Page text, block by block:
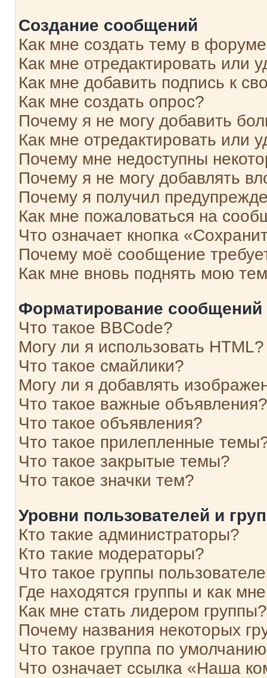
Создание сообщений
Как мне создать тему в
Как мне отредактировать или
Как мне добавить подпись к
Как мне создать опрос?
Почему я не могу добавить
Как мне отредактировать или
Почему мне недоступны
Почему я не могу добавлять
Почему я получил
Как мне пожаловаться на
Что означает кнопка
Почему моё сообщение
Как мне вновь поднять мою
Форматирование
Что такое BBCode?
Могу ли я использовать HTML?
Что такое смайлики?
Могу ли я добавлять
Что такое важные объявления?
Что такое объявления?
Что такое прилепленные
Что такое закрытые темы?
Что такое значки тем?
Уровни пользователей и
Кто такие администраторы?
Кто такие модераторы?
Что такое группы
Где находятся группы и как
Как мне стать лидером группы?
Почему названия некоторых
Что такое группа по
Что означает ссылка «Наша